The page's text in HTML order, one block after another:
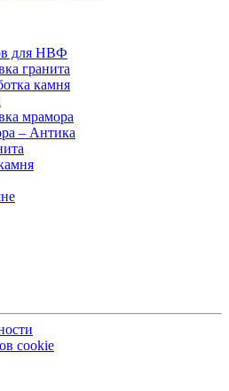
для НВФ
гранита
камня
мрамора
– Антика
cookie